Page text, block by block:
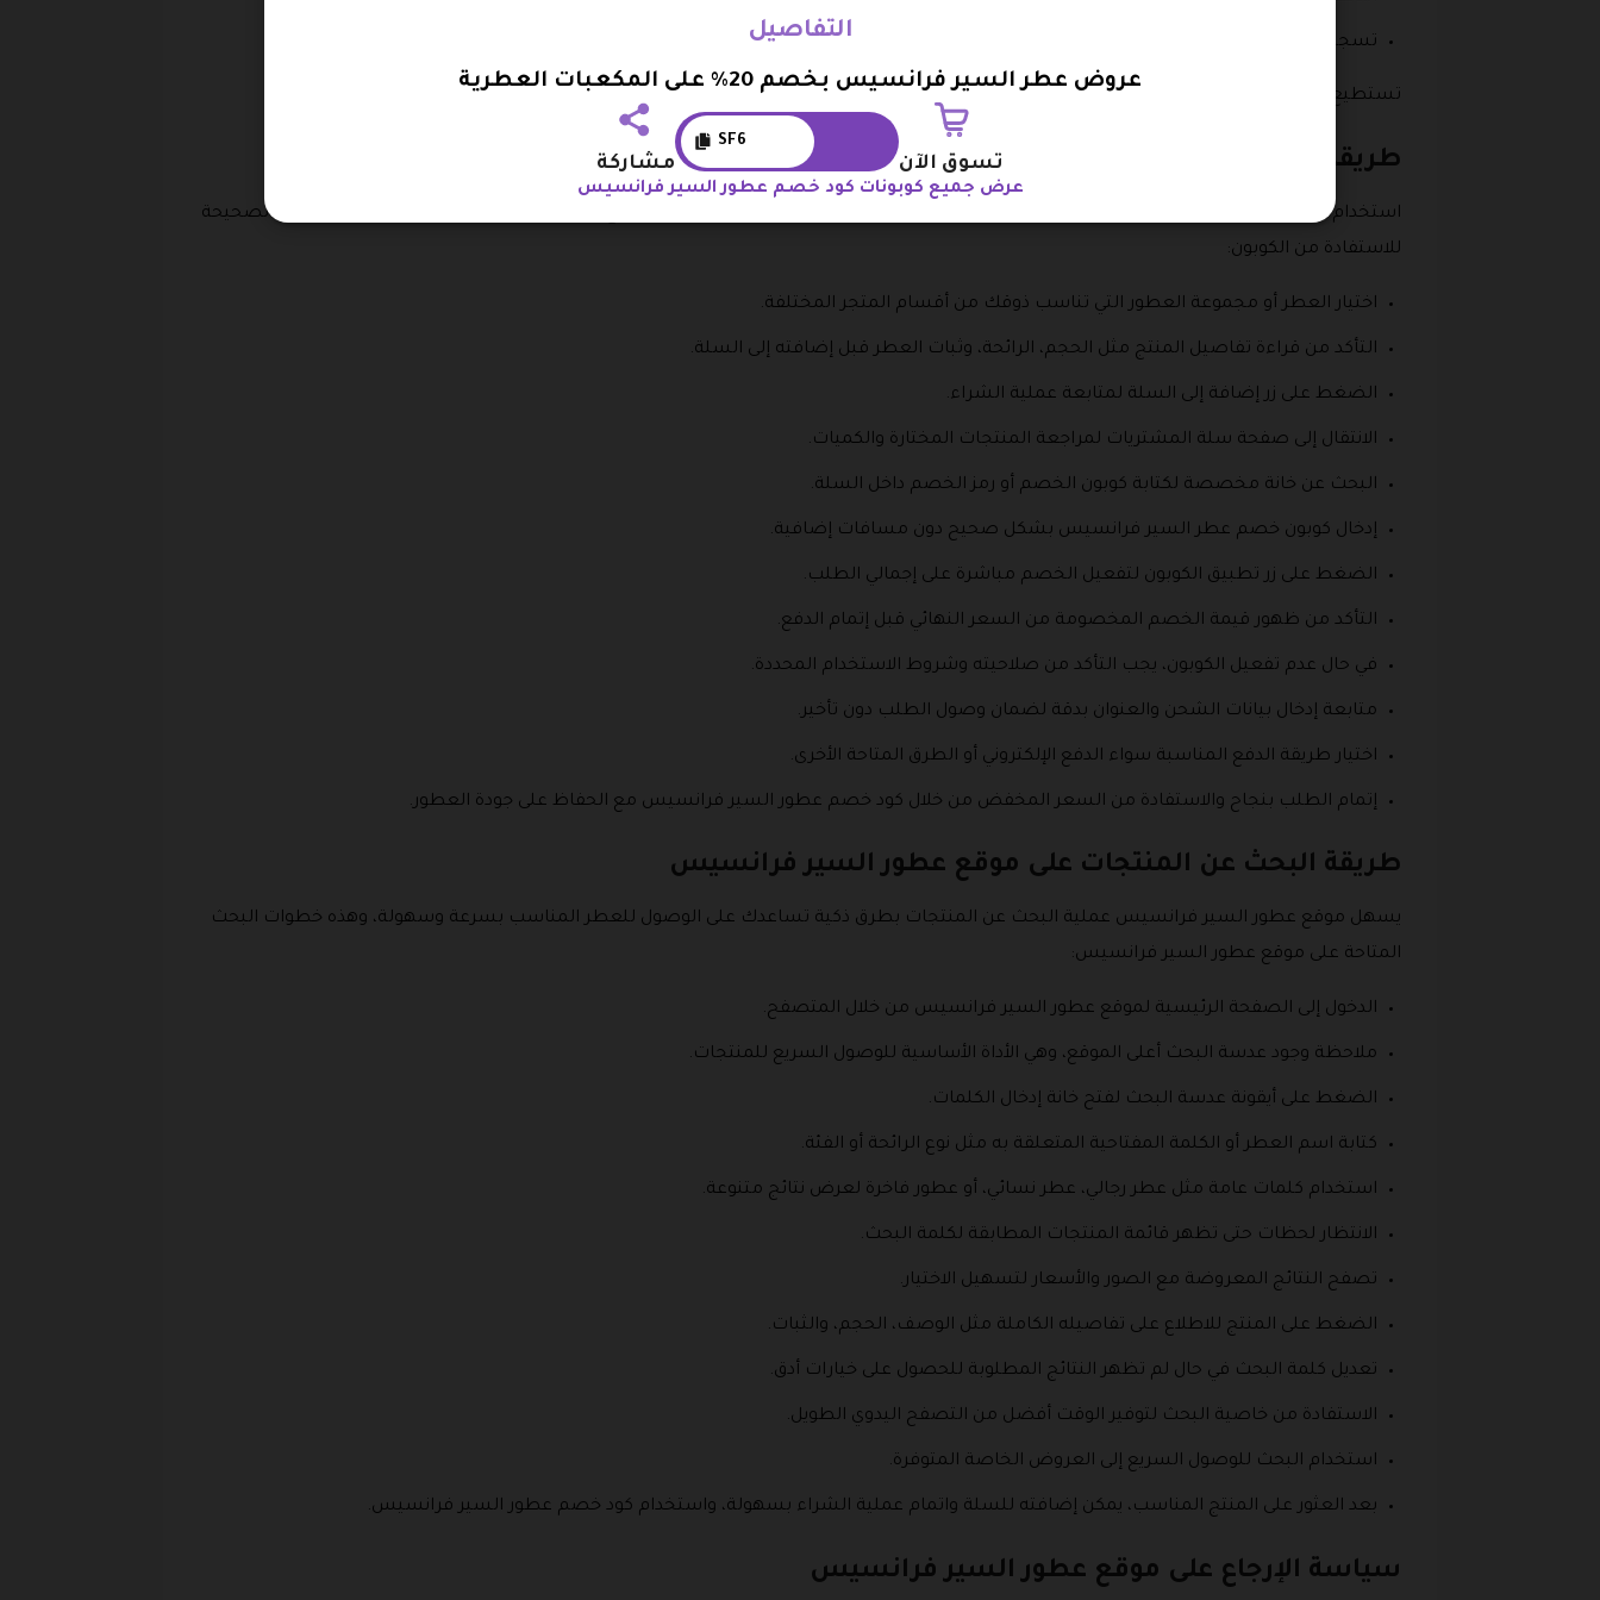
تسجيل الدخول إلى الحساب الجديد والاستمتاع بتصفح العطور وإتمام الطلبات بسهولة والاستفادة من عروض عطر السير فرانسيس.
تستطيع أيضًا الإطلاع على كود خصم عبق الغيم .
طريقة استخدام كوبون خصم عطر السير فرانسيس
استخدام كوبون خصم عطر السير فرانسيس يمنحك فرصة توفير حقيقية عند شراء العطور والاستمتاع بتجربة تسوق مميزة وآمنة، وهذه الطريقة الصحيحة
للاستفادة من الكوبون:
اختيار العطر أو مجموعة العطور التي تناسب ذوقك من أقسام المتجر المختلفة.
التأكد من قراءة تفاصيل المنتج مثل الحجم، الرائحة، وثبات العطر قبل إضافته إلى السلة.
الضغط على زر إضافة إلى السلة لمتابعة عملية الشراء.
الانتقال إلى صفحة سلة المشتريات لمراجعة المنتجات المختارة والكميات.
البحث عن خانة مخصصة لكتابة كوبون الخصم أو رمز الخصم داخل السلة.
إدخال كوبون خصم عطر السير فرانسيس بشكل صحيح دون مسافات إضافية.
الضغط على زر تطبيق الكوبون لتفعيل الخصم مباشرة على إجمالي الطلب.
التأكد من ظهور قيمة الخصم المخصومة من السعر النهائي قبل إتمام الدفع.
في حال عدم تفعيل الكوبون، يجب التأكد من صلاحيته وشروط الاستخدام المحددة.
متابعة إدخال بيانات الشحن والعنوان بدقة لضمان وصول الطلب دون تأخير.
اختيار طريقة الدفع المناسبة سواء الدفع الإلكتروني أو الطرق المتاحة الأخرى.
إتمام الطلب بنجاح والاستفادة من السعر المخفض من خلال كود خصم عطور السير فرانسيس مع الحفاظ على جودة العطور.
طريقة البحث عن المنتجات على موقع عطور السير فرانسيس
يسهل موقع عطور السير فرانسيس عملية البحث عن المنتجات بطرق ذكية تساعدك على الوصول للعطر المناسب بسرعة وسهولة، وهذه خطوات البحث
المتاحة على موقع عطور السير فرانسيس:
الدخول إلى الصفحة الرئيسية لموقع عطور السير فرانسيس من خلال المتصفح.
ملاحظة وجود عدسة البحث أعلى الموقع، وهي الأداة الأساسية للوصول السريع للمنتجات.
الضغط على أيقونة عدسة البحث لفتح خانة إدخال الكلمات.
كتابة اسم العطر أو الكلمة المفتاحية المتعلقة به مثل نوع الرائحة أو الفئة.
استخدام كلمات عامة مثل عطر رجالي، عطر نسائي، أو عطور فاخرة لعرض نتائج متنوعة.
الانتظار لحظات حتى تظهر قائمة المنتجات المطابقة لكلمة البحث.
تصفح النتائج المعروضة مع الصور والأسعار لتسهيل الاختيار.
الضغط على المنتج للاطلاع على تفاصيله الكاملة مثل الوصف، الحجم، والثبات.
تعديل كلمة البحث في حال لم تظهر النتائج المطلوبة للحصول على خيارات أدق.
الاستفادة من خاصية البحث لتوفير الوقت أفضل من التصفح اليدوي الطويل.
استخدام البحث للوصول السريع إلى العروض الخاصة المتوفرة.
بعد العثور على المنتج المناسب، يمكن إضافته للسلة واتمام عملية الشراء بسهولة، واستخدام كود خصم عطور السير فرانسيس.
سياسة الإرجاع على موقع عطور السير فرانسيس
التفاصيل
عروض عطر السير فرانسيس بخصم 20% على المكعبات العطرية
تسوق الآن
SF6
مشاركة
عرض جميع كوبونات كود خصم عطور السير فرانسيس